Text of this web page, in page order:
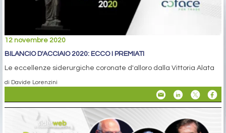
12 novembre 2020
BILANCIO D'ACCIAIO 2020: ECCO I PREMIATI
Le eccellenze siderurgiche coronate d'alloro dalla Vittoria Alata
di Davide Lorenzini